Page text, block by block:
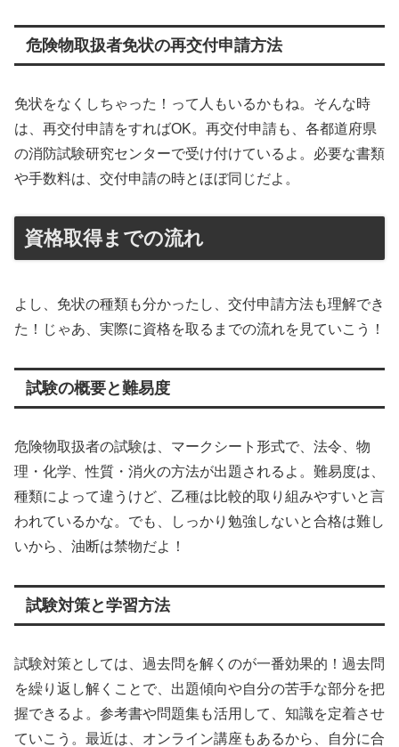
危険物取扱者免状の再交付申請方法
免状をなくしちゃった！って人もいるかもね。そんな時
は、再交付申請をすればOK。再交付申請も、各都道府県
の消防試験研究センターで受け付けているよ。必要な書類
や手数料は、交付申請の時とほぼ同じだよ。
資格取得までの流れ
よし、免状の種類も分かったし、交付申請方法も理解でき
た！じゃあ、実際に資格を取るまでの流れを見ていこう！
試験の概要と難易度
危険物取扱者の試験は、マークシート形式で、法令、物
理・化学、性質・消火の方法が出題されるよ。難易度は、
種類によって違うけど、乙種は比較的取り組みやすいと言
われているかな。でも、しっかり勉強しないと合格は難し
いから、油断は禁物だよ！
試験対策と学習方法
試験対策としては、過去問を解くのが一番効果的！過去問
を繰り返し解くことで、出題傾向や自分の苦手な部分を把
握できるよ。参考書や問題集も活用して、知識を定着させ
ていこう。最近は、オンライン講座もあるから、自分に合